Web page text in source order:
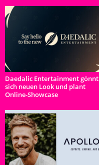
Daedalic Entertainment gönnt
sich neuen Look und plant
Online-Showcase